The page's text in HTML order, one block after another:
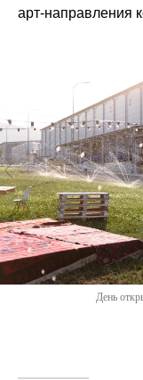
арт-направления
День